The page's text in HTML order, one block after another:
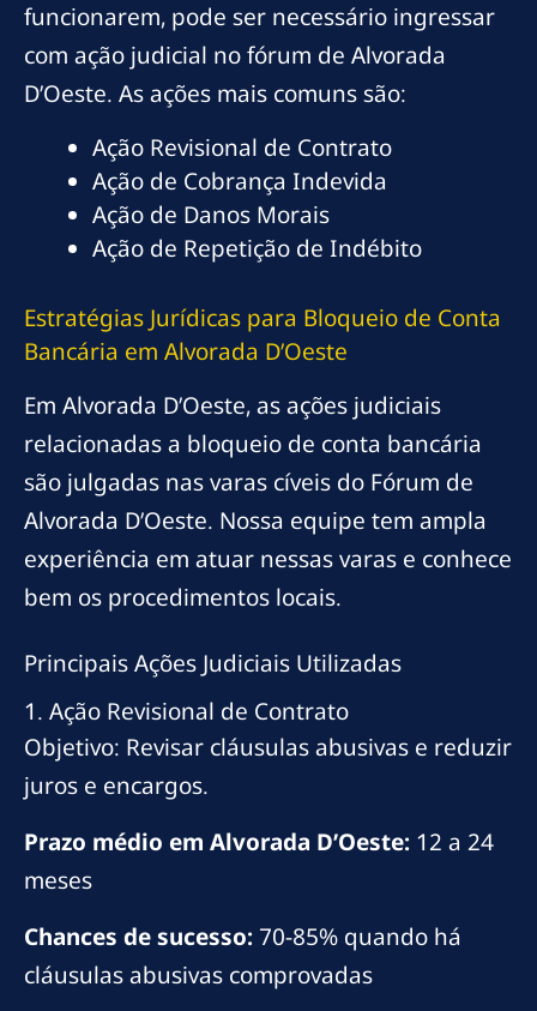
funcionarem, pode ser necessário ingressar
com ação judicial no fórum de Alvorada
D’Oeste. As ações mais comuns são:
Ação Revisional de Contrato
Ação de Cobrança Indevida
Ação de Danos Morais
Ação de Repetição de Indébito
Estratégias Jurídicas para Bloqueio de Conta
Bancária em Alvorada D’Oeste
Em Alvorada D’Oeste, as ações judiciais
relacionadas a bloqueio de conta bancária
são julgadas nas varas cíveis do Fórum de
Alvorada D’Oeste. Nossa equipe tem ampla
experiência em atuar nessas varas e conhece
bem os procedimentos locais.
Principais Ações Judiciais Utilizadas
1. Ação Revisional de Contrato
Objetivo: Revisar cláusulas abusivas e reduzir
juros e encargos.
Prazo médio em Alvorada D’Oeste: 12 a 24
meses
Chances de sucesso: 70-85% quando há
cláusulas abusivas comprovadas